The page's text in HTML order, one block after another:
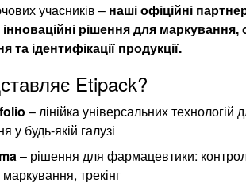
учасників – наші офіційні
інноваційні рішення для маркування,
та ідентифікації продукції.
Etipack?
– лінійка універсальних технологій
у будь-якій галузі
– рішення для фармацевтики:
маркування, трекінг